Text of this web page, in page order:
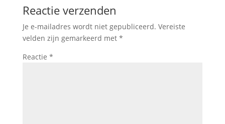
Reactie verzenden
Je e-mailadres wordt niet gepubliceerd. Vereiste
velden zijn gemarkeerd met *
Reactie *